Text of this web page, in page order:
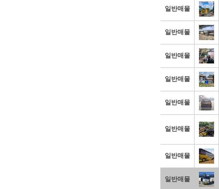
일반매물
일반매물
일반매물
일반매물
일반매물
일반매물
일반매물
일반매물